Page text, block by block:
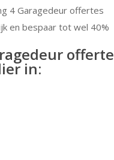
4 Garagedeur offertes
en bespaar tot wel 40%
offerte
in: